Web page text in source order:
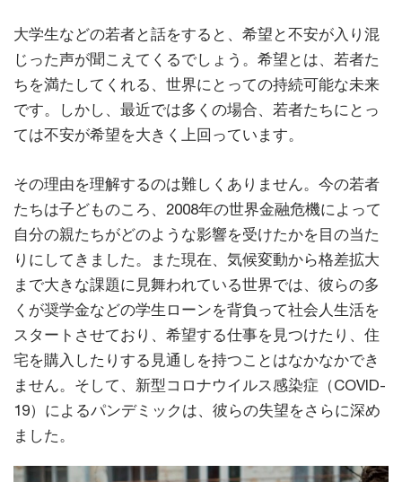
大学生などの若者と話をすると、希望と不安が入り混
じった声が聞こえてくるでしょう。希望とは、若者た
ちを満たしてくれる、世界にとっての持続可能な未来
です。しかし、最近では多くの場合、若者たちにとっ
ては不安が希望を大きく上回っています。
その理由を理解するのは難しくありません。今の若者
たちは子どものころ、2008年の世界金融危機によって
自分の親たちがどのような影響を受けたかを目の当た
りにしてきました。また現在、気候変動から格差拡大
まで大きな課題に見舞われている世界では、彼らの多
くが奨学金などの学生ローンを背負って社会人生活を
スタートさせており、希望する仕事を見つけたり、住
宅を購入したりする見通しを持つことはなかなかでき
ません。そして、新型コロナウイルス感染症（COVID-
19）によるパンデミックは、彼らの失望をさらに深め
ました。